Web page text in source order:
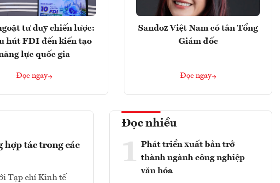
tư duy chiến lược:
hút FDI đến kiến tạo
lực quốc gia
Đọc ngay
Sandoz Việt Nam có tân Tổng
Giám đốc
Đọc ngay
hợp tác trong các
Tạp chí Kinh tế
Đọc nhiều
1 Phát triển xuất bản trở
thành ngành công nghiệp
văn hóa